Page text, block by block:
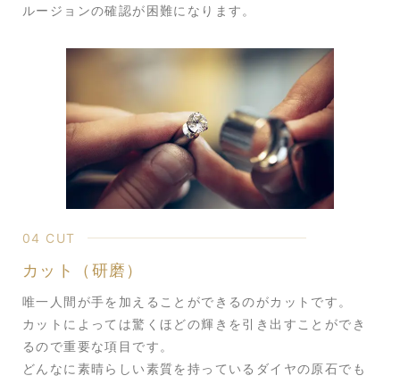
ルージョンの確認が困難になります。
04 CUT
カット（研磨）
唯一人間が手を加えることができるのがカットです。
カットによっては驚くほどの輝きを引き出すことができ
るので重要な項目です。
どんなに素晴らしい素質を持っているダイヤの原石でも